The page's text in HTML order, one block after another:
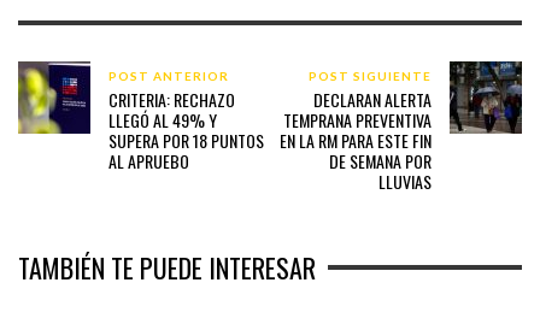
POST ANTERIOR
CRITERIA: RECHAZO
LLEGÓ AL 49% Y
SUPERA POR 18 PUNTOS
AL APRUEBO
POST SIGUIENTE
DECLARAN ALERTA
TEMPRANA PREVENTIVA
EN LA RM PARA ESTE FIN
DE SEMANA POR
LLUVIAS
TAMBIÉN TE PUEDE INTERESAR